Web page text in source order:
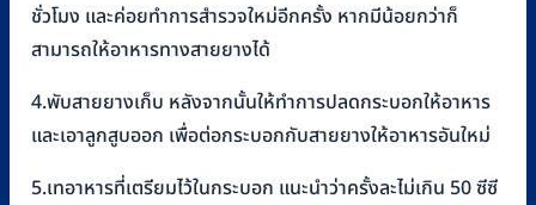
ชั่วโมง และค่อยทำการสำรวจใหม่อีกครั้ง หากมีน้อยกว่าก็
สามารถให้อาหารทางสายยางได้
4.พับสายยางเก็บ หลังจากนั้นให้ทำการปลดกระบอกให้อาหาร
และเอาลูกสูบออก เพื่อต่อกระบอกกับสายยางให้อาหารอันใหม่
5.เทอาหารที่เตรียมไว้ในกระบอก แนะนำว่าครั้งละไม่เกิน 50 ซีซี